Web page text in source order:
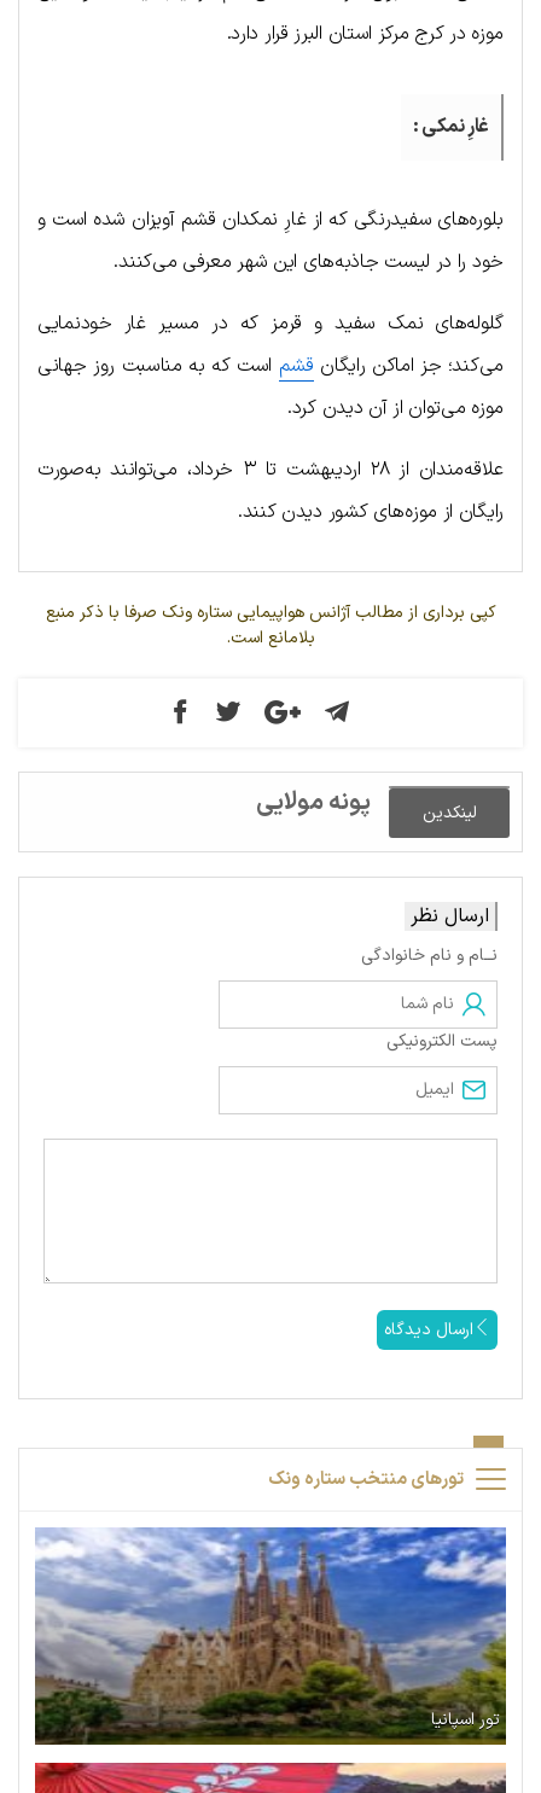
موزه در کرج مرکز استان البرز قرار دارد.
غارِ نمکی :
بلوره‌های سفیدرنگی که از غارِ نمکدان قشم آویزان شده است و
خود را در لیست جاذبه‌های این شهر معرفی می‌کنند.
گلوله‌های نمک سفید و قرمز که در مسیر غار خودنمایی
می‌کند؛ جز اماکن رایگان قشم است که به مناسبت روز جهانی
موزه می‌توان از آن دیدن کرد.
علاقه‌مندان از ۲۸ اردیبهشت تا ۳ خرداد، می‌توانند به‌صورت
رایگان از موزه‌های کشور دیدن کنند.
کپی برداری از مطالب آژانس هواپیمایی ستاره ونک صرفا با ذکر منبع
بلامانع است.
لینکدین پونه مولایی
ارسال نظر
نــام و نام خانوادگی
پست الکترونیکی
ارسال دیدگاه
تورهای منتخب ستاره ونک
تور اسپانیا